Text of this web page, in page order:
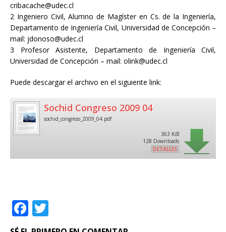
cribacache@udec.cl
2 Ingeniero Civil, Alumno de Magíster en Cs. de la Ingeniería,
Departamento de Ingeniería Civil, Universidad de Concepción –
mail: jdonoso@udec.cl
3 Profesor Asistente, Departamento de Ingeniería Civil,
Universidad de Concepción – mail: olink@udec.cl
Puede descargar el archivo en el siguiente link:
Sochid Congreso 2009 04
sochid_congreso_2009_04.pdf
363 KiB
128 Downloads
DETALLES
F
a w